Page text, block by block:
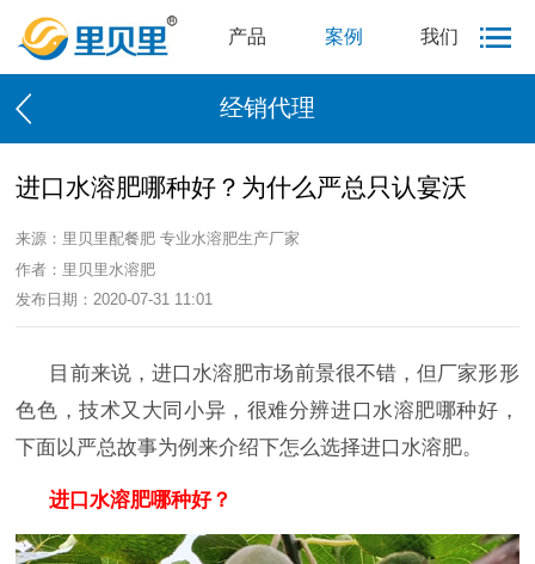
产品 案例 我们
经销代理
进口水溶肥哪种好？为什么严总只认宴沃
来源：里贝里配餐肥 专业水溶肥生产厂家
作者：里贝里水溶肥
发布日期：2020-07-31 11:01
目前来说，进口水溶肥市场前景很不错，但厂家形形
色色，技术又大同小异，很难分辨进口水溶肥哪种好，
下面以严总故事为例来介绍下怎么选择进口水溶肥。
进口水溶肥哪种好？